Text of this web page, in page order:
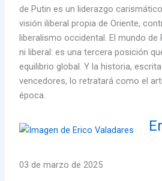
de Putin es un liderazgo
visión iliberal propia de Oriente,
liberalismo occidental. El mundo
ni liberal: es una tercera posición
equilibrio global. Y la historia,
vencedores, lo retratará como el
época.
03 de marzo de 2025